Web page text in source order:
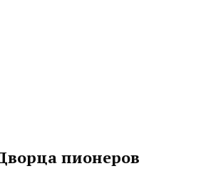
пионеров